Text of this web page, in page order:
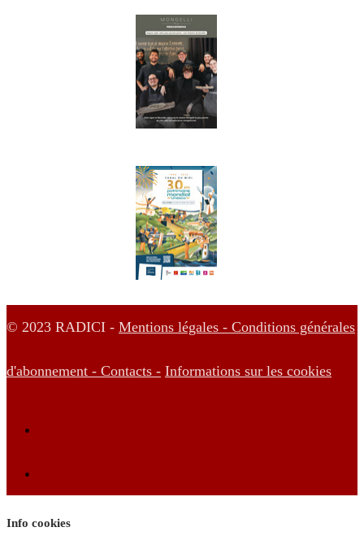
© 2023 RADICI - Mentions légales - Conditions générales
d'abonnement - Contacts - Informations sur les cookies
Info cookies